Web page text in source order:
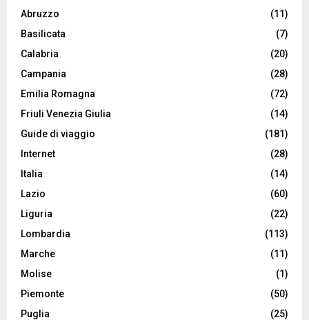
Abruzzo
(11)
Basilicata
(7)
Calabria
(20)
Campania
(28)
Emilia Romagna
(72)
Friuli Venezia Giulia
(14)
Guide di viaggio
(181)
Internet
(28)
Italia
(14)
Lazio
(60)
Liguria
(22)
Lombardia
(113)
Marche
(11)
Molise
(1)
Piemonte
(50)
Puglia
(25)